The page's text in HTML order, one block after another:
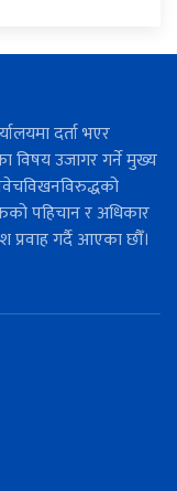
दर्ता भएर
विषय उजागर गर्ने मुख्य
पहिचान र अधिकार
प्रवाह गर्दै आएका छौँ।